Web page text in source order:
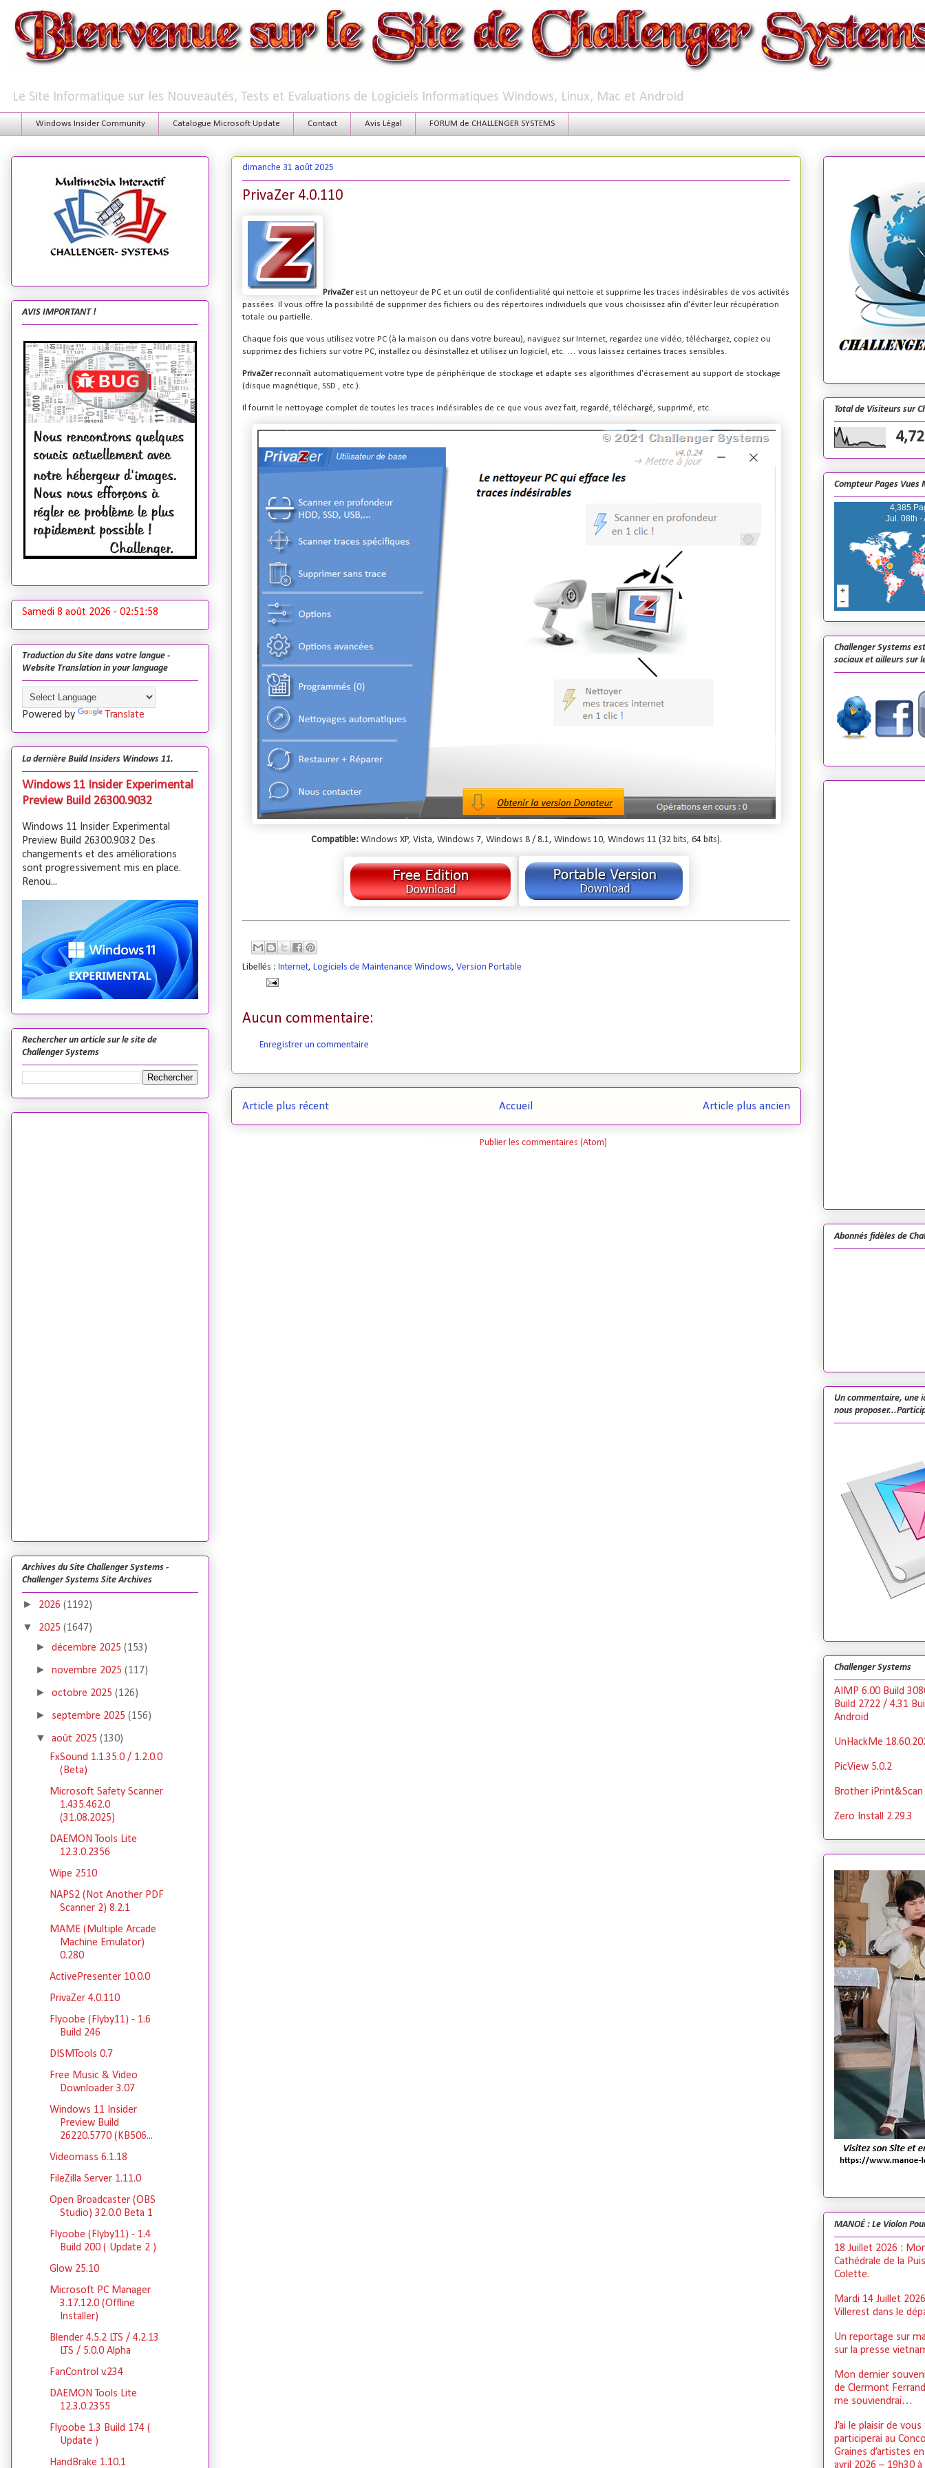
Le Site Informatique sur les Nouveautés, Tests et Evaluations de Logiciels Informatiques Windows, Linux, Mac et Android
Windows Insider Community Catalogue Microsoft Update Contact Avis Légal FORUM de CHALLENGER SYSTEMS
dimanche 31 août 2025
PrivaZer 4.0.110
PrivaZer est un nettoyeur de PC et un outil de confidentialité qui nettoie et supprime les traces indésirables de vos activités
passées. Il vous offre la possibilité de supprimer des fichiers ou des répertoires individuels que vous choisissez afin d'éviter leur récupération
totale ou partielle.
Chaque fois que vous utilisez votre PC (à la maison ou dans votre bureau), naviguez sur Internet, regardez une vidéo, téléchargez, copiez ou
supprimez des fichiers sur votre PC, installez ou désinstallez et utilisez un logiciel, etc. … vous laissez certaines traces sensibles.
PrivaZer reconnaît automatiquement votre type de périphérique de stockage et adapte ses algorithmes d'écrasement au support de stockage
(disque magnétique, SSD , etc.).
Il fournit le nettoyage complet de toutes les traces indésirables de ce que vous avez fait, regardé, téléchargé, supprimé, etc..
Compatible: Windows XP, Vista, Windows 7, Windows 8 / 8.1, Windows 10, Windows 11 (32 bits, 64 bits).
Libellés : Internet, Logiciels de Maintenance Windows, Version Portable
Aucun commentaire:
Enregistrer un commentaire
Article plus récent Article plus ancien
Accueil
Publier les commentaires (Atom)
AVIS IMPORTANT !
Samedi 8 août 2026 - 02:51:59
Traduction du Site dans votre langue -
Website Translation in your language
Powered by Translate
La dernière Build Insiders Windows 11.
Windows 11 Insider Experimental
Preview Build 26300.9032
Windows 11 Insider Experimental
Preview Build 26300.9032 Des
changements et des améliorations
sont progressivement mis en place.
Renou...
Rechercher un article sur le site de
Challenger Systems
Archives du Site Challenger Systems -
Challenger Systems Site Archives
► 2026 (1192)
▼ 2025 (1647)
►décembre 2025(153)
►novembre 2025(117)
►octobre 2025(126)
► septembre 2025(156)
▼août 2025(130)
FxSound 1.1.35.0 / 1.2.0.0
(Beta)
Microsoft Safety Scanner
1.435.462.0
(31.08.2025)
DAEMON Tools Lite
12.3.0.2356
Wipe 2510
NAPS2 (Not Another PDF
Scanner 2) 8.2.1
MAME (Multiple Arcade
Machine Emulator)
0.280
ActivePresenter 10.0.0
PrivaZer 4.0.110
Flyoobe (Flyby11) - 1.6
Build 246
DISMTools 0.7
Free Music & Video
Downloader 3.07
Windows 11 Insider
Preview Build
26220.5770 (KB506...
Videomass 6.1.18
FileZilla Server 1.11.0
Open Broadcaster (OBS
Studio) 32.0.0 Beta 1
Flyoobe (Flyby11) - 1.4
Build 200 ( Update 2 )
Glow 25.10
Microsoft PC Manager
3.17.12.0 (Offline
Installer)
Blender 4.5.2 LTS / 4.2.13
LTS / 5.0.0 Alpha
FanControl v.234
DAEMON Tools Lite
12.3.0.2355
Flyoobe 1.3 Build 174 (
Update )
HandBrake 1.10.1
Total de Visiteurs sur
Compteur Pages Vues
4,385
Jul. 08th -
Challenger Systems
sociaux et ailleurs sur
Abonnés fidèles de
Un commentaire, une
nous
Challenger Systems
AIMP 6.00 Build
Build 2722 / 4.31
Android
UnHackMe
PicView 5.0.2
Brother iPrint&Scan
Zero Install 2.29.3
MANOÉ : Le Violon
18 Juillet 2026 :
Cathédrale de la
Colette.
Mardi 14 Juillet
Villerest dans le
Un reportage sur
sur la presse
Mon dernier
de Clermont
me souviendrai…
J’ai le plaisir de
participerai au
Graines d’artistes
avril 2026 – 19h30